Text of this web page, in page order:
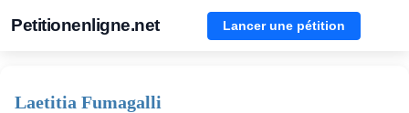
Petitionenligne.net Lancer une pétition
Laetitia Fumagalli